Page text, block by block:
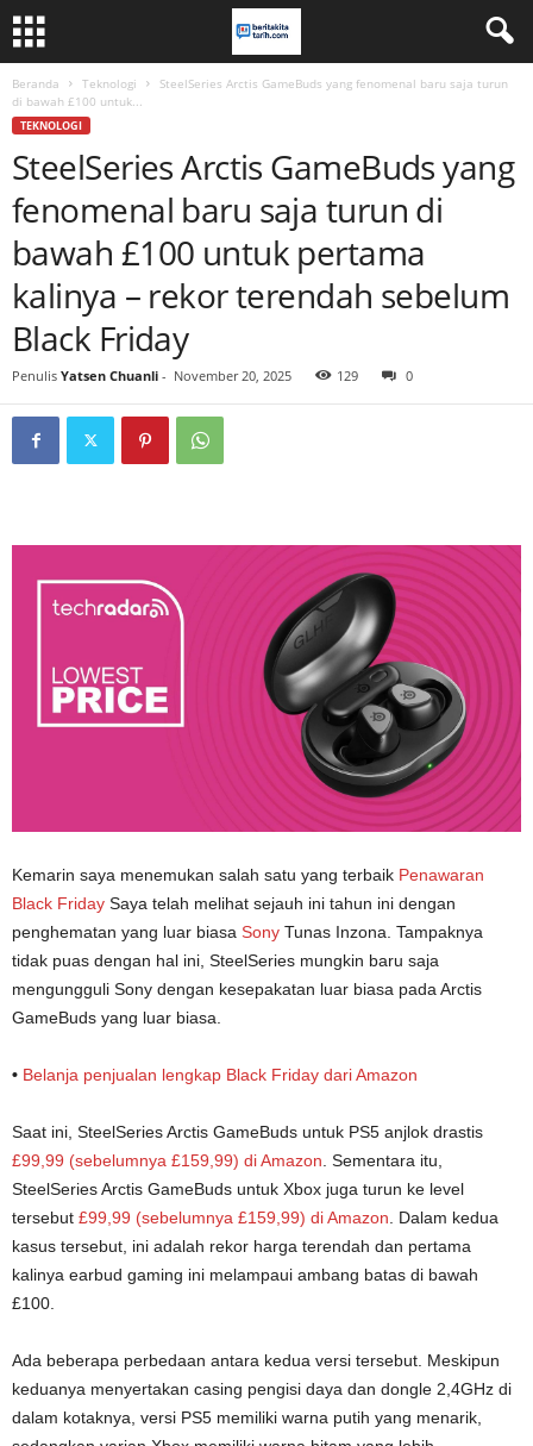
Beranda Teknologi
SteelSeries Arctis GameBuds yang fenomenal baru saja turun
di bawah £100 untuk...
TEKNOLOGI
SteelSeries Arctis GameBuds yang
fenomenal baru saja turun di
bawah £100 untuk pertama
kalinya – rekor terendah sebelum
Black Friday
Penulis Yatsen Chuanli - November 20, 2025 129 0
Kemarin saya menemukan salah satu yang terbaik Penawaran
Black Friday Saya telah melihat sejauh ini tahun ini dengan
penghematan yang luar biasa Sony Tunas Inzona. Tampaknya
tidak puas dengan hal ini, SteelSeries mungkin baru saja
mengungguli Sony dengan kesepakatan luar biasa pada Arctis
GameBuds yang luar biasa.
• Belanja penjualan lengkap Black Friday dari Amazon
Saat ini, SteelSeries Arctis GameBuds untuk PS5 anjlok drastis
£99,99 (sebelumnya £159,99) di Amazon . Sementara itu,
SteelSeries Arctis GameBuds untuk Xbox juga turun ke level
tersebut £99,99 (sebelumnya £159,99) di Amazon . Dalam kedua
kasus tersebut, ini adalah rekor harga terendah dan pertama
kalinya earbud gaming ini melampaui ambang batas di bawah
£100.
Ada beberapa perbedaan antara kedua versi tersebut. Meskipun
keduanya menyertakan casing pengisi daya dan dongle 2,4GHz di
dalam kotaknya, versi PS5 memiliki warna putih yang menarik,